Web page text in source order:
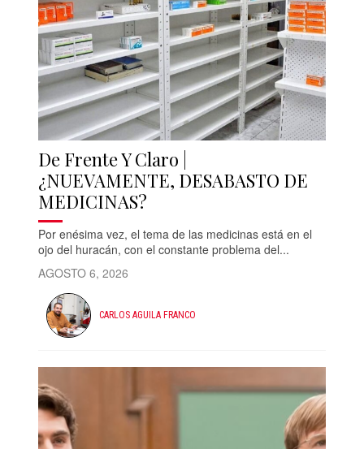
De Frente Y Claro |
¿NUEVAMENTE, DESABASTO DE
MEDICINAS?
Por enésima vez, el tema de las medicinas está en el
ojo del huracán, con el constante problema del...
AGOSTO 6, 2026
CARLOS AGUILA FRANCO